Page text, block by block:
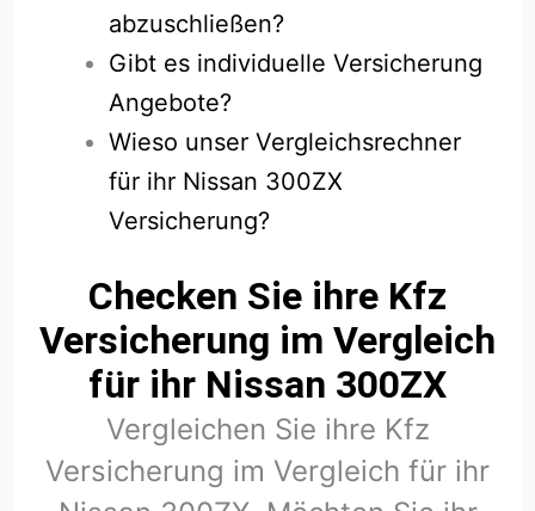
abzuschließen?
Gibt es individuelle Versicherung
Angebote?
Wieso unser Vergleichsrechner
für ihr Nissan 300ZX
Versicherung?
Checken Sie ihre Kfz
Versicherung im Vergleich
für ihr Nissan 300ZX
Vergleichen Sie ihre Kfz
Versicherung im Vergleich für ihr